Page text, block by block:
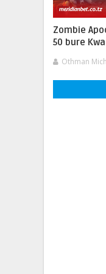
Zombie
50 bure
Othman